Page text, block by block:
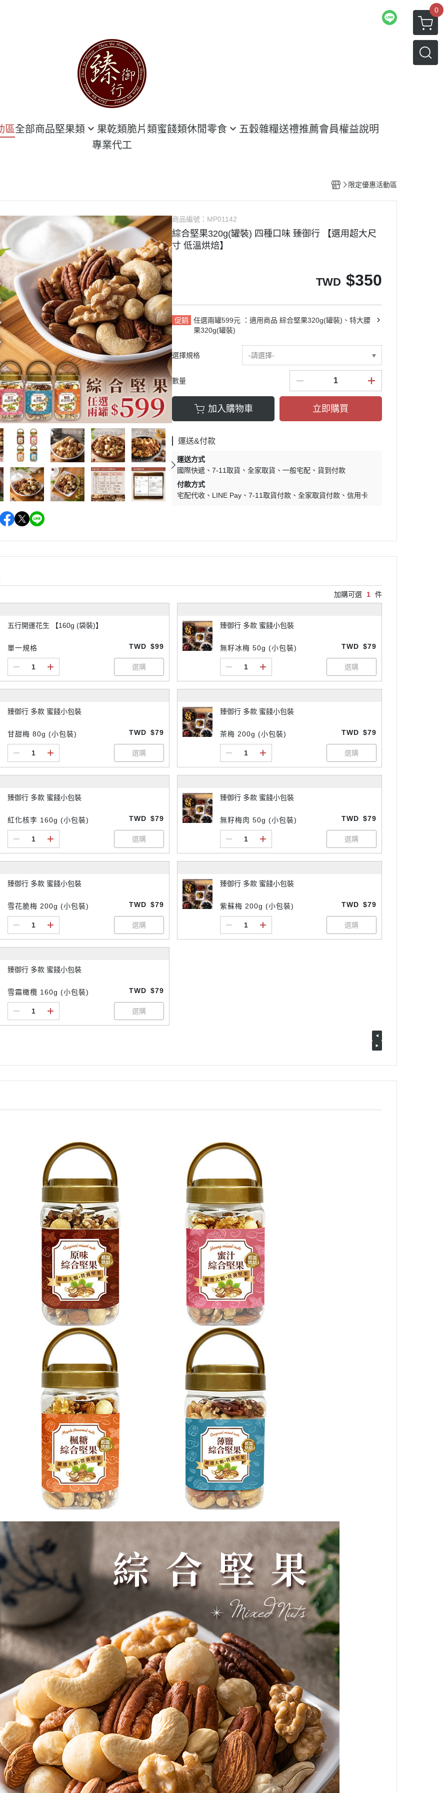
0
區全部商品堅果類 果乾類脆片類蜜餞類休閒零食
花生類
豆類
五穀雜糧送禮推薦會員權益說明
專業代工
限定優惠活動區
商品編號： MP01142
綜合堅果320g(罐裝) 四種口味 臻御行 【選用超大尺
寸 低溫烘焙】
TWD $350
促銷
任選兩罐599元 ：適用商品 綜合堅果320g(罐裝)、特大腰
果320g(罐裝)
選擇規格 -請選擇-
數量
加入購物車 立即購買
運送&付款
運送方式
國際快遞
7-11取貨 全家取貨 一般宅配
貨到付款
付款方式
宅配代收
LINE Pay 7-11取貨付款 全家取貨付款 信用卡
加購可選 1 件
五行開運花生 【160g (袋裝)】
單一規格 TWD $99
臻御行 多款 蜜餞小包裝
無籽冰梅 50g (小包裝) TWD $79
臻御行 多款 蜜餞小包裝
甘甜梅 80g (小包裝) TWD $79
臻御行 多款 蜜餞小包裝
茶梅 200g (小包裝) TWD $79
臻御行 多款 蜜餞小包裝
紅化核李 160g (小包裝) TWD $79
臻御行 多款 蜜餞小包裝
無籽梅肉 50g (小包裝) TWD $79
臻御行 多款 蜜餞小包裝
雪花脆梅 200g (小包裝) TWD $79
臻御行 多款 蜜餞小包裝
紫蘇梅 200g (小包裝) TWD $79
臻御行 多款 蜜餞小包裝
雪霜橄欖 160g (小包裝) TWD $79